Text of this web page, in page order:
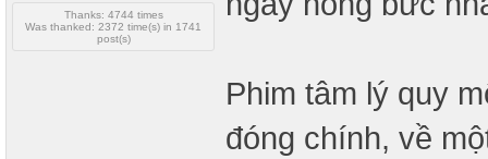
Thanks: 4744 times
Was thanked: 2372 time(s) in 1741
post(s)
Phim tâm lý quy
đóng chính, về